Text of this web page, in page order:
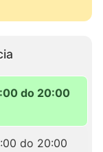
do 20:00
do 20:00